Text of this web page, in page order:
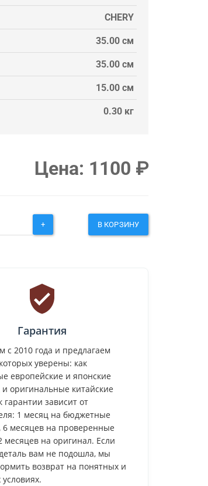
CHERY
35.00 см
35.00 см
15.00 см
0.30 кг
Цена: 1100 ₽
+ В КОРЗИНУ
Гарантия
с 2010 года и предлагаем
уверены: как
европейские и японские
и оригинальные китайские
гарантии зависит от
1 месяц на бюджетные
6 месяцев на проверенные
месяцев на оригинал. Если
вам не подошла, мы
возврат на понятных и